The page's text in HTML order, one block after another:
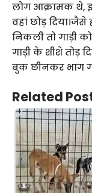
लोग आक्रामक थे,
वहां छोड़ दिया।जैसे
निकली तो गाड़ी
गाड़ी के शीशे तोड़
बुक छीनकर भाग
Related